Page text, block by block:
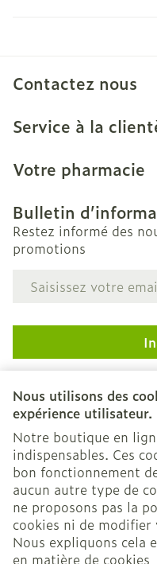
Nous utilisons des
expérience utilisateur.
Notre boutique en
indispensables. Ces
bon fonctionnement
aucun autre type de
ne proposons pas la
cookies ni de modifier
Nous expliquons cela
en matière de cookies
Contactez nous
Service à la
Votre pharmacie
Bulletin
Restez informé des
promotions
Adresse mail
En cliquant sur
newsletter et acceptez
Liens légaux